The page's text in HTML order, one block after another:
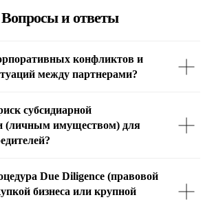
Вопросы и ответы
конфликтов и
между партнерами?
субсидиарной
(личным имуществом) для
Due Diligence (правовой
бизнеса или крупной